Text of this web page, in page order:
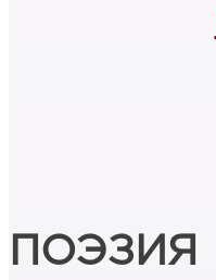
ПОЭЗИЯ